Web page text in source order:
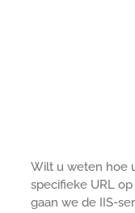
Wilt u weten hoe
specifieke URL
gaan we de IIS-